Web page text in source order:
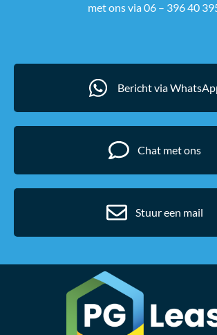
met ons via 06 – 396 40
Bericht via
Chat met ons
Stuur een mail